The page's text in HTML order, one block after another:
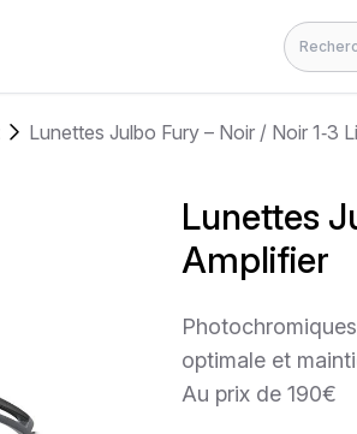
Lunettes Julbo Fury – Noir / Noir 1‑3
Lunettes
Amplifier
optimale et
Au prix de 190€